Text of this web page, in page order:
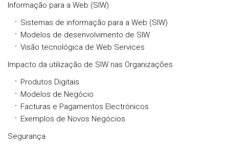
Informação para a Web (SIW)
Sistemas de informação para a Web (SIW)
Modelos de desenvolvimento de SIW
Visão tecnológica de Web Services
Impacto da utilização de SIW nas Organizações
Produtos Digitais
Modelos de Negócio
Facturas e Pagamentos Electrónicos
Exemplos de Novos Negócios
Segurança